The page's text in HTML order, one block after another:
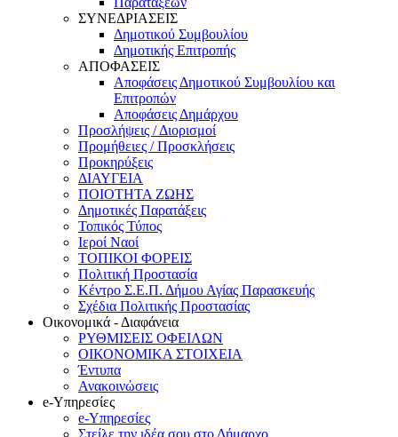
ΣΥΝΕΔΡΙΑΣΕΙΣ
Δημοτικού Συμβουλίου
Δημοτικής Επιτροπής
ΑΠΟΦΑΣΕΙΣ
Αποφάσεις Δημοτικού Συμβουλίου και
Eπιτροπών
Αποφάσεις Δημάρχου
Προσλήψεις / Διορισμοί
Προμήθειες / Προσκλήσεις
Προκηρύξεις
ΔΙΑΥΓΕΙΑ
ΠΟΙΟΤΗΤΑ ΖΩΗΣ
Δημοτικές Παρατάξεις
Τοπικός Τύπος
Ιεροί Ναοί
ΤΟΠΙΚΟΙ ΦΟΡΕΙΣ
Πολιτική Προστασία
Κέντρο Σ.Ε.Π. Δήμου Αγίας Παρασκευής
Σχέδια Πολιτικής Προστασίας
Οικονομικά - Διαφάνεια
ΡΥΘΜΙΣΕΙΣ ΟΦΕΙΛΩΝ
ΟΙΚΟΝΟΜΙΚΑ ΣΤΟΙΧΕΙΑ
Έντυπα
Ανακοινώσεις
e-Υπηρεσίες
e-Υπηρεσίες
Στείλε την ιδέα σου στο Δήμαρχο